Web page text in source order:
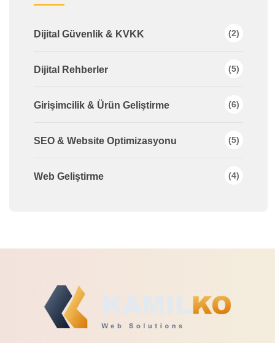
Dijital Güvenlik & KVKK (2)
Dijital Rehberler (5)
Girişimcilik & Ürün Geliştirme (6)
SEO & Website Optimizasyonu (5)
Web Geliştirme (4)